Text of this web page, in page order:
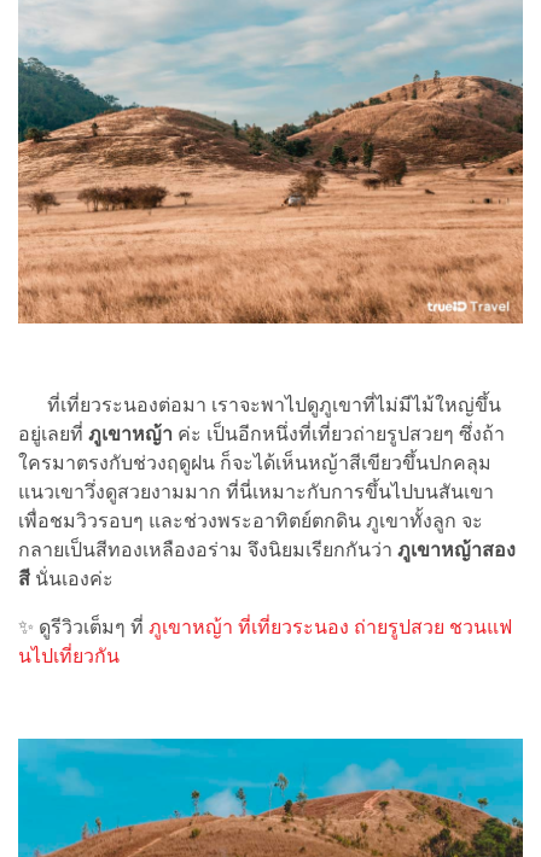
ที่เที่ยวระนองต่อมา เราจะพาไปดูภูเขาที่ไม่มีไม้ใหญ่ขึ้น
อยู่เลยที่ ภูเขาหญ้า ค่ะ เป็นอีกหนึ่งที่เที่ยวถ่ายรูปสวยๆ ซึ่งถ้า
ใครมาตรงกับช่วงฤดูฝน ก็จะได้เห็นหญ้าสีเขียวขึ้นปกคลุม
แนวเขาวึ่งดูสวยงามมาก ที่นี่เหมาะกับการขึ้นไปบนสันเขา
เพื่อชมวิวรอบๆ และช่วงพระอาทิตย์ตกดิน ภูเขาทั้งลูก จะ
กลายเป็นสีทองเหลืองอร่าม จึงนิยมเรียกกันว่า ภูเขาหญ้าสอง
สี นั่นเองค่ะ
✨ ดูรีวิวเต็มๆ ที่ ภูเขาหญ้า ที่เที่ยวระนอง ถ่ายรูปสวย ชวนแฟ
นไปเที่ยวกัน